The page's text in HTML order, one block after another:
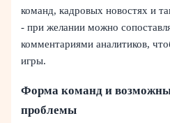
команд, кадровых новостях и
- при желании можно
комментариями аналитиков,
игры.
Форма команд и
проблемы